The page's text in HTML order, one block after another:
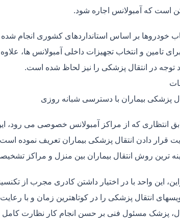
است که آمبولانس اجاره شود.
خودروها بر اساس استانداردهای کشوری انجام
برای تامین و انتخاب تجهیزات داخلی آمبولانس ها،
توجه در انتقال پزشکی را نیز لحاظ شده است.
پزشکی بیماران با دسترسی شبانه روزی
انتظاری که از مراکز آمبولانس خصوصی می رود،
قرار دادن انتقال پزشکی بیماران تعریف نموده
ترین روش انتقال بیماران بین منزل و مراکز
این واحد با در اختیار داشتن کادری مجرب از
انتقال پزشکی را در کوتاهترین زمان و با
پزشک مسئول فنی بر حسن انجام کار نظارت